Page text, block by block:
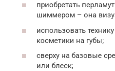
приобретать
шиммером – она
использовать
косметики на губы;
сверху на базовые
или блеск;